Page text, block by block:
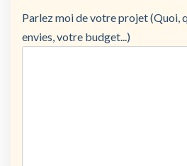
Parlez moi de votre projet (Quoi,
envies, votre budget...)